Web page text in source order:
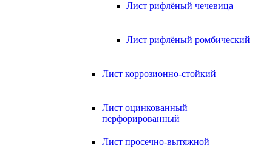
Лист рифлёный чечевица
Лист рифлёный ромбический
Лист коррозионно-стойкий
Лист оцинкованный
перфорированный
Лист просечно-вытяжной